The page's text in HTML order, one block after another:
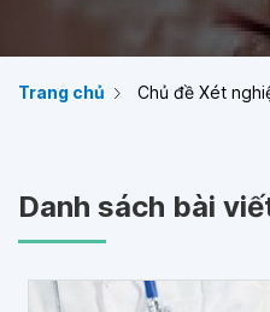
Trang chủ Chủ đề Xét
Danh sách bài